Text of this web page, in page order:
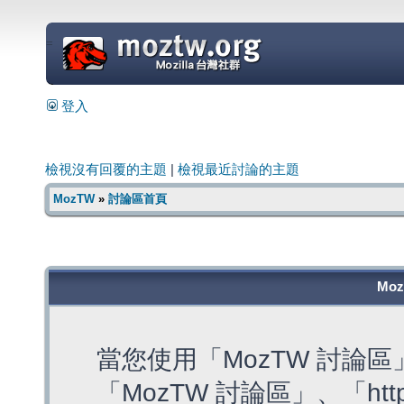
=
登入
檢視沒有回覆的主題 檢視最近討論的主題
MozTW» 討論區首頁
當您使用「MozTW 討論
「MozTW 討論區」、「